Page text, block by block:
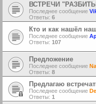
ВСТРЕЧИ
Последнее сообщение
Ответы: 6
Кто и как нашёл
Последнее сообщение
Ответы: 107
Предложение
Последнее сообщение
Ответы: 8
Предлагаю
Последнее сообщение
Ответы: 1